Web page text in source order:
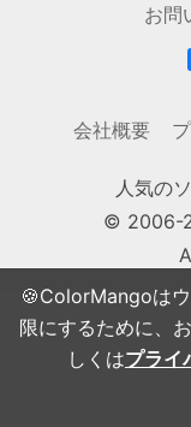
🍪ColorMangoは
限にするために、
しくはプライ
お問
会社概要
人気の
© 2006-